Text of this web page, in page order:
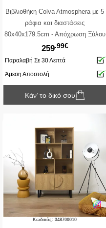
Βιβλιοθήκη Colva Atmosphera με 5
ράφια και διαστάσεις
80x40x179.5cm - Aπόχρωση Ξύλου
259.99€
Παραλαβή Σε 30 Λεπτά
Άμεση Αποστολή
Κάν’ το δικό σου
Κωδικός: 348700010